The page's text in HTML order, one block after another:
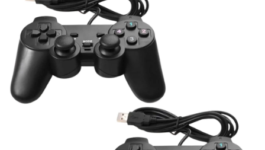
Ativar tradutor em libras